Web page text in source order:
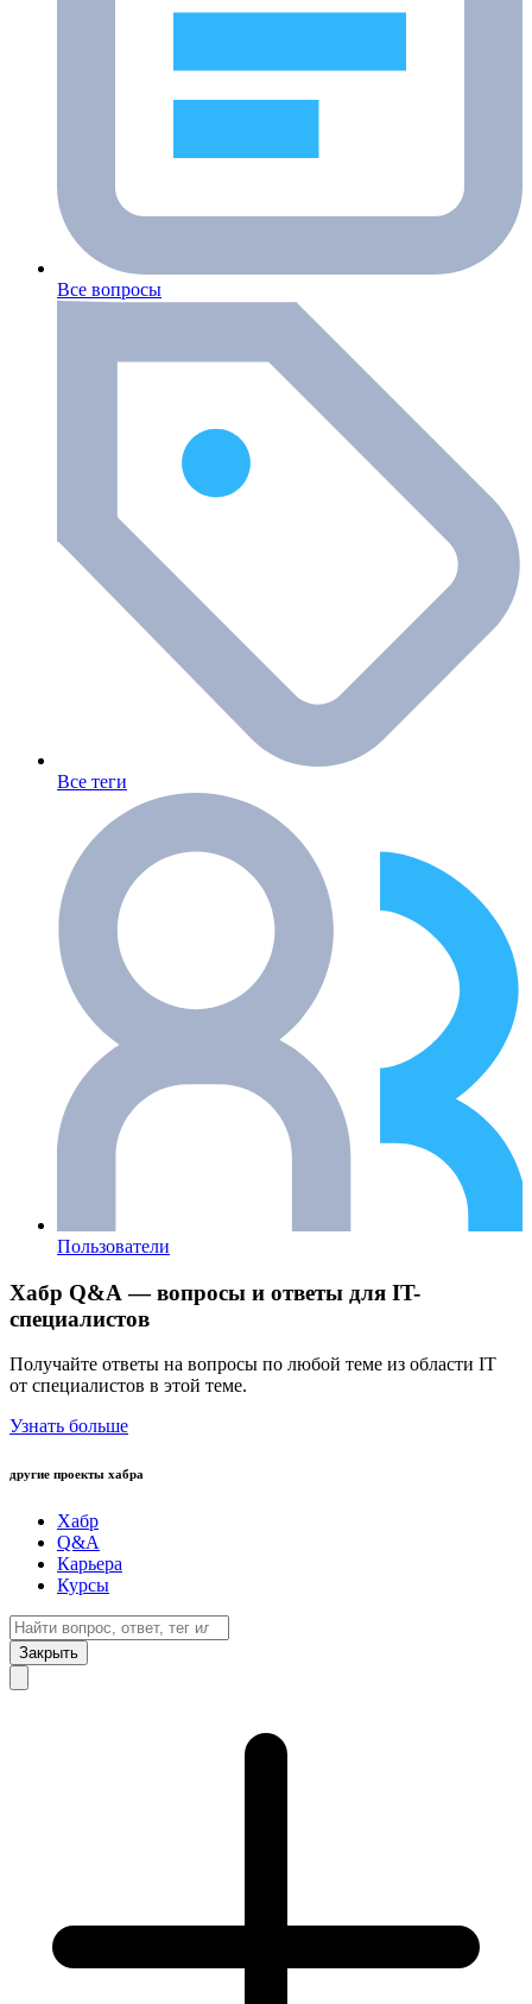
Все вопросы
Все теги
Пользователи
Хабр Q&A — вопросы и ответы для IT-
специалистов
Получайте ответы на вопросы по любой теме из области IT
от специалистов в этой теме.
Узнать больше
другие проекты хабра
Хабр
Q&A
Карьера
Курсы
Закрыть